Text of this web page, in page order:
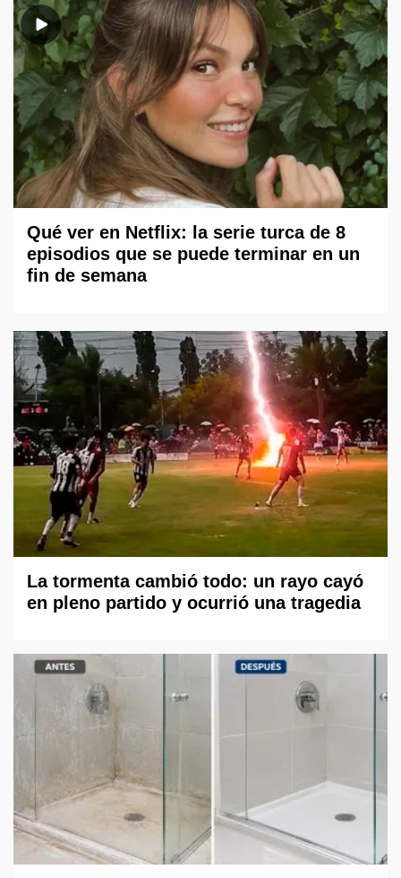
Qué ver en Netflix: la serie turca de 8
episodios que se puede terminar en un
fin de semana
La tormenta cambió todo: un rayo cayó
en pleno partido y ocurrió una tragedia